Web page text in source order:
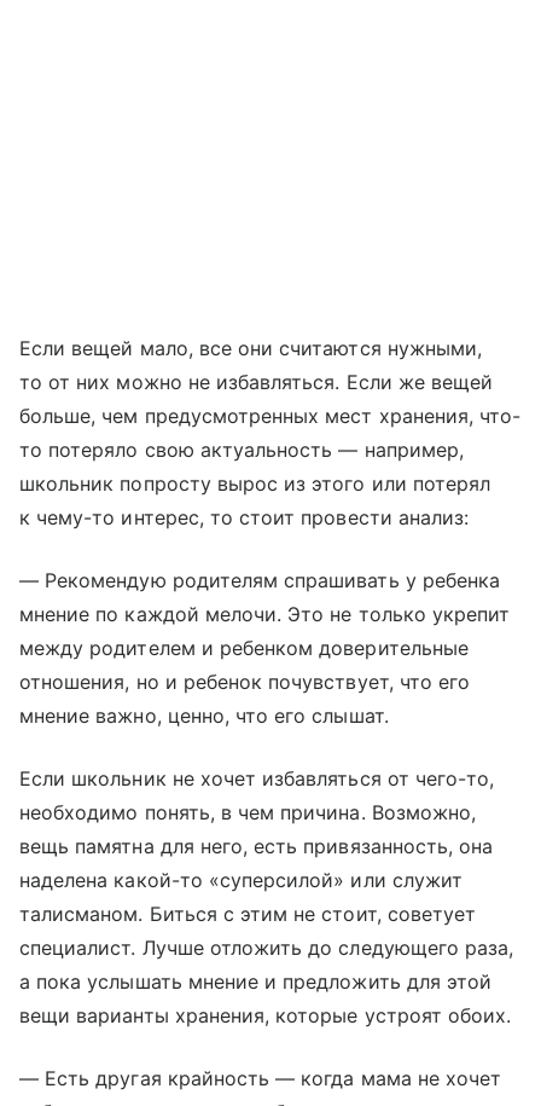
Если вещей мало, все они считаются нужными,
то от них можно не избавляться. Если же вещей
больше, чем предусмотренных мест хранения, что-
то потеряло свою актуальность — например,
школьник попросту вырос из этого или потерял
к чему-то интерес, то стоит провести анализ:
— Рекомендую родителям спрашивать у ребенка
мнение по каждой мелочи. Это не только укрепит
между родителем и ребенком доверительные
отношения, но и ребенок почувствует, что его
мнение важно, ценно, что его слышат.
Если школьник не хочет избавляться от чего-то,
необходимо понять, в чем причина. Возможно,
вещь памятна для него, есть привязанность, она
наделена какой-то «суперсилой» или служит
талисманом. Биться с этим не стоит, советует
специалист. Лучше отложить до следующего раза,
а пока услышать мнение и предложить для этой
вещи варианты хранения, которые устроят обоих.
— Есть другая крайность — когда мама не хочет